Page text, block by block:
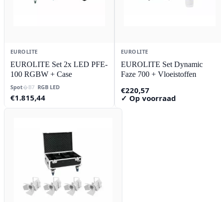
EUROLITE
EUROLITE Set 2x LED PFE-
100 RGBW + Case
Spot RGB LED
€1.815,44
EUROLITE
EUROLITE Set Dynamic
Faze 700 + Vloeistoffen
€220,57
✓ Op voorraad